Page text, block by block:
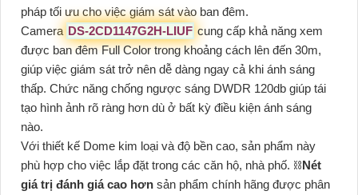
pháp tối ưu cho việc giám sát vào ban đêm.
Camera DS-2CD1147G2H-LIUF cung cấp khả năng xem
được ban đêm Full Color trong khoảng cách lên đến 30m,
giúp việc giám sát trở nên dễ dàng ngay cả khi ánh sáng
thấp. Chức năng chống ngược sáng DWDR 120db giúp tái
tạo hình ảnh rõ ràng hơn dù ở bất kỳ điều kiện ánh sáng
nào.
Với thiết kế Dome kim loại và độ bền cao, sản phẩm này
phù hợp cho việc lắp đặt trong các căn hộ, nhà phố. ⛓Nét
giá trị đánh giá cao hơn sản phẩm chính hãng được phân